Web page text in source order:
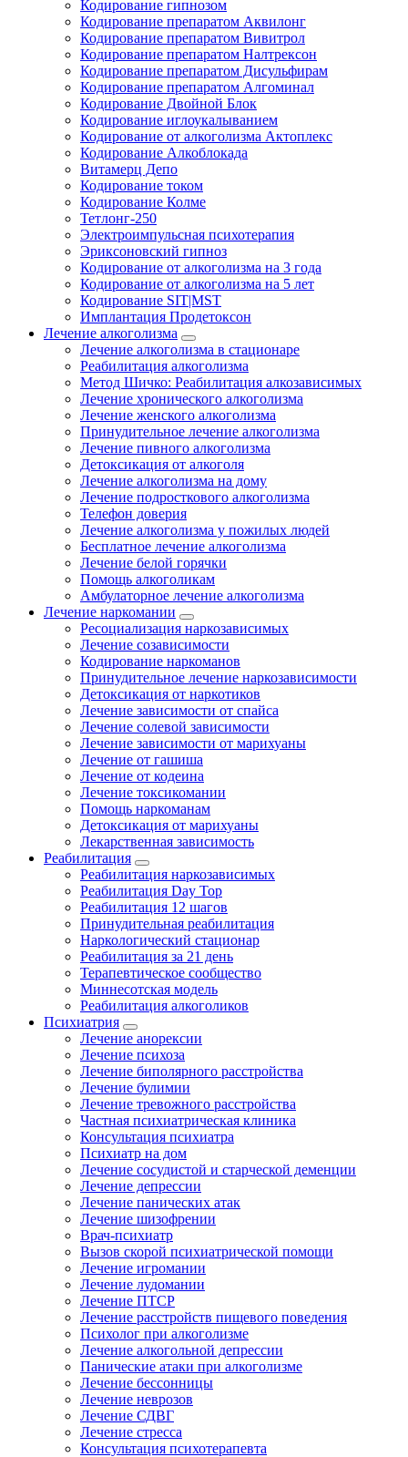
Кодирование гипнозом
Кодирование препаратом Аквилонг
Кодирование препаратом Вивитрол
Кодирование препаратом Налтрексон
Кодирование препаратом Дисульфирам
Кодирование препаратом Алгоминал
Кодирование Двойной Блок
Кодирование иглоукалыванием
Кодирование от алкоголизма Актоплекс
Кодирование Алкоблокада
Витамерц Депо
Кодирование током
Кодирование Колме
Тетлонг-250
Электроимпульсная психотерапия
Эриксоновский гипноз
Кодирование от алкоголизма на 3 года
Кодирование от алкоголизма на 5 лет
Кодирование SIT|MST
Имплантация Продетоксон
Лечение алкоголизма
Лечение алкоголизма в стационаре
Реабилитация алкоголизма
Метод Шичко: Реабилитация алкозависимых
Лечение хронического алкоголизма
Лечение женского алкоголизма
Принудительное лечение алкоголизма
Лечение пивного алкоголизма
Детоксикация от алкоголя
Лечение алкоголизма на дому
Лечение подросткового алкоголизма
Телефон доверия
Лечение алкоголизма у пожилых людей
Бесплатное лечение алкоголизма
Лечение белой горячки
Помощь алкоголикам
Амбулаторное лечение алкоголизма
Лечение наркомании
Ресоциализация наркозависимых
Лечение созависимости
Кодирование наркоманов
Принудительное лечение наркозависимости
Детоксикация от наркотиков
Лечение зависимости от спайса
Лечение солевой зависимости
Лечение зависимости от марихуаны
Лечение от гашиша
Лечение от кодеина
Лечение токсикомании
Помощь наркоманам
Детоксикация от марихуаны
Лекарственная зависимость
Реабилитация
Реабилитация наркозависимых
Реабилитация Day Top
Реабилитация 12 шагов
Принудительная реабилитация
Наркологический стационар
Реабилитация за 21 день
Терапевтическое сообщество
Миннесотская модель
Реабилитация алкоголиков
Психиатрия
Лечение анорексии
Лечение психоза
Лечение биполярного расстройства
Лечение булимии
Лечение тревожного расстройства
Частная психиатрическая клиника
Консультация психиатра
Психиатр на дом
Лечение сосудистой и старческой деменции
Лечение депрессии
Лечение панических атак
Лечение шизофрении
Врач-психиатр
Вызов скорой психиатрической помощи
Лечение игромании
Лечение лудомании
Лечение ПТСР
Лечение расстройств пищевого поведения
Психолог при алкоголизме
Лечение алкогольной депрессии
Панические атаки при алкоголизме
Лечение бессонницы
Лечение неврозов
Лечение СДВГ
Лечение стресса
Консультация психотерапевта